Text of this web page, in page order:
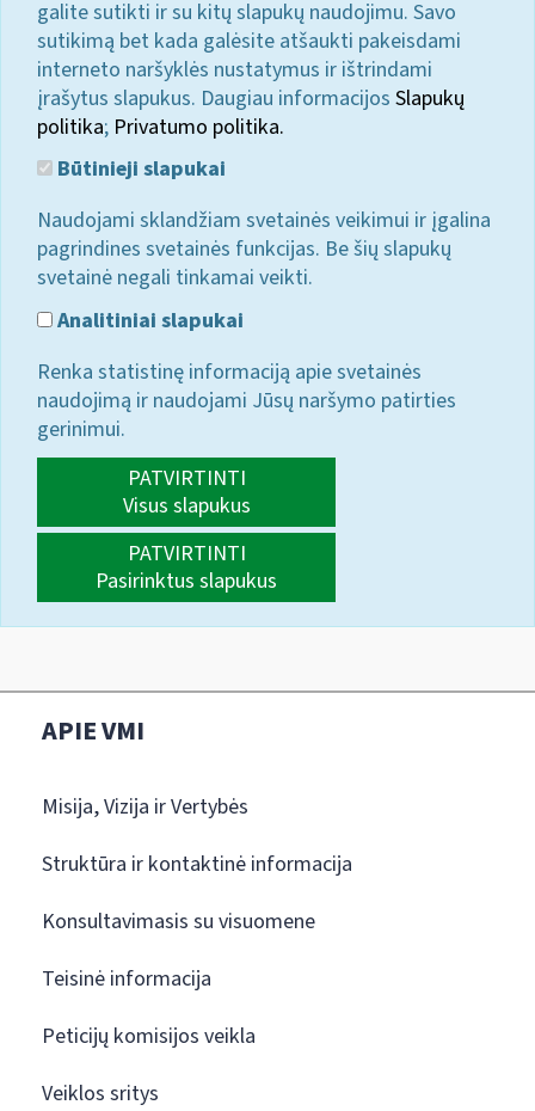
galite sutikti ir su kitų slapukų naudojimu. Savo
sutikimą bet kada galėsite atšaukti pakeisdami
interneto naršyklės nustatymus ir ištrindami
įrašytus slapukus. Daugiau informacijos Slapukų
politika; Privatumo politika.
Būtinieji slapukai
Naudojami sklandžiam svetainės veikimui ir įgalina
pagrindines svetainės funkcijas. Be šių slapukų
svetainė negali tinkamai veikti.
Analitiniai slapukai
Renka statistinę informaciją apie svetainės
naudojimą ir naudojami Jūsų naršymo patirties
gerinimui.
PATVIRTINTI
Visus slapukus
PATVIRTINTI
Pasirinktus slapukus
APIE VMI
Misija, Vizija ir Vertybės
Struktūra ir kontaktinė informacija
Konsultavimasis su visuomene
Teisinė informacija
Peticijų komisijos veikla
Veiklos sritys